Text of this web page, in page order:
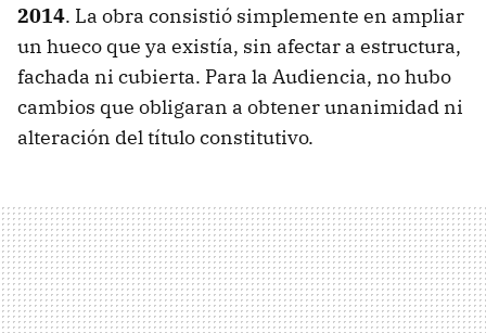
2014. La obra consistió simplemente en ampliar
un hueco que ya existía, sin afectar a estructura,
fachada ni cubierta. Para la Audiencia, no hubo
cambios que obligaran a obtener unanimidad ni
alteración del título constitutivo.